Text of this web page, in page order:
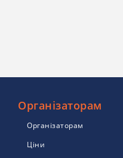
Організаторам
Організаторам
Ціни